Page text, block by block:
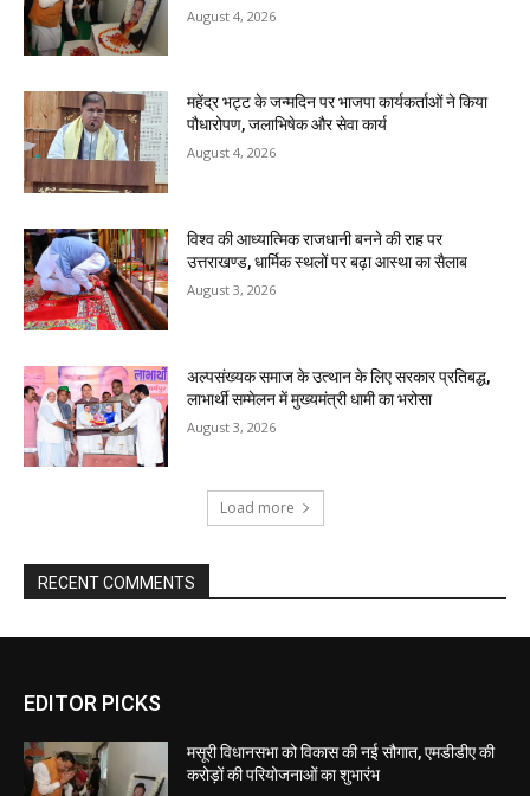
EDITOR PICKS
मसूरी विधानसभा को विकास की नई सौगात, एमडीडीए की
करोड़ों की परियोजनाओं का शुभारंभ